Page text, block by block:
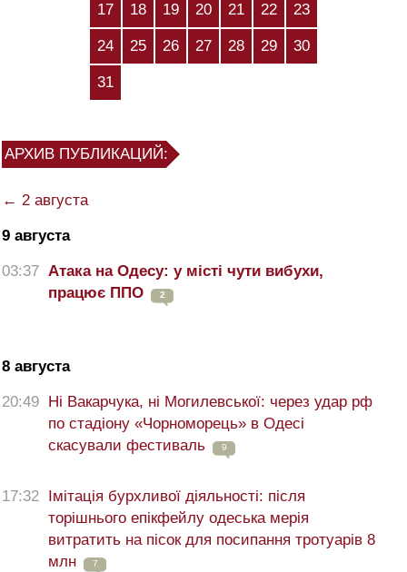
17 18 19 20 21 22 23
24 25 26 27 28 29 30
31
АРХИВ ПУБЛИКАЦИЙ:
← 2 августа
9 августа
03:37 Атака на Одесу: у місті чути вибухи,
працює ППО
2
8 августа
20:49
Ні Вакарчука, ні Могилевської: через удар рф
по стадіону «Чорноморець» в Одесі
скасували фестиваль
9
17:32
Імітація бурхливої діяльності: після
торішнього епікфейлу одеська мерія
витратить на пісок для посипання тротуарів 8
млн
7